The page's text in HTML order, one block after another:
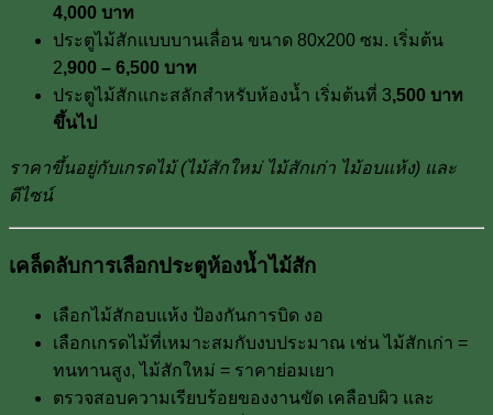
4,000 บาท
ประตูไม้สักแบบบานเลื่อน ขนาด 80x200 ซม. เริ่มต้น
2,900 – 6,500 บาท
ประตูไม้สักแกะสลักสำหรับห้องน้ำ เริ่มต้นที่ 3,500 บาท
ขึ้นไป
ราคาขึ้นอยู่กับเกรดไม้ (ไม้สักใหม่ ไม้สักเก่า ไม้อบแห้ง) และ
ดีไซน์
เคล็ดลับการเลือกประตูห้องน้ำไม้สัก
เลือกไม้สักอบแห้ง ป้องกันการบิด งอ
เลือกเกรดไม้ที่เหมาะสมกับงบประมาณ เช่น ไม้สักเก่า =
ทนทานสูง, ไม้สักใหม่ = ราคาย่อมเยา
ตรวจสอบความเรียบร้อยของงานขัด เคลือบผิว และ